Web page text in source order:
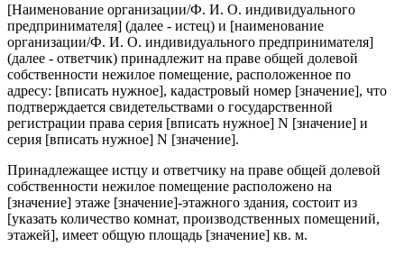
[Наименование организации/Ф. И. О. индивидуального
предпринимателя] (далее - истец) и [наименование
организации/Ф. И. О. индивидуального предпринимателя]
(далее - ответчик) принадлежит на праве общей долевой
собственности нежилое помещение, расположенное по
адресу: [вписать нужное], кадастровый номер [значение], что
подтверждается свидетельствами о государственной
регистрации права серия [вписать нужное] N [значение] и
серия [вписать нужное] N [значение].
Принадлежащее истцу и ответчику на праве общей долевой
собственности нежилое помещение расположено на
[значение] этаже [значение]-этажного здания, состоит из
[указать количество комнат, производственных помещений,
этажей], имеет общую площадь [значение] кв. м.